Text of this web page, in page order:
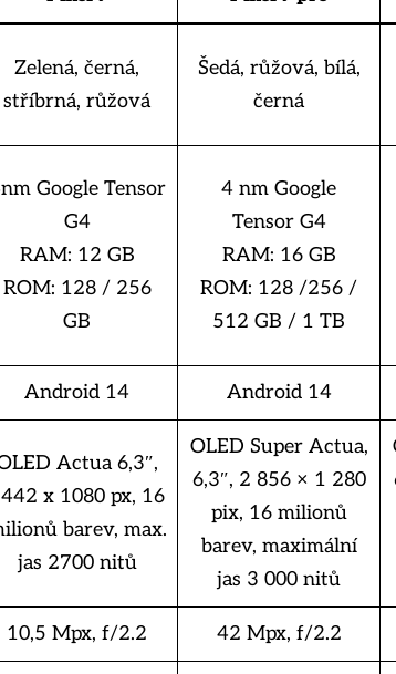
Zelená, černá,
stříbrná, růžová
Šedá, růžová, bílá,
černá
Google Tensor
G4
RAM: 12 GB
ROM: 128 / 256
GB
4 nm Google
Tensor G4
RAM: 16 GB
ROM: 128 /256 /
512 GB / 1 TB
Android 14 Android 14
Actua 6,3″,
x 1080 px, 16
barev, max.
jas 2700 nitů
OLED Super Actua,
6,3″, 2 856 × 1 280
pix, 16 milionů
barev, maximální
jas 3 000 nitů
10,5 Mpx, f/2.2 42 Mpx, f/2.2